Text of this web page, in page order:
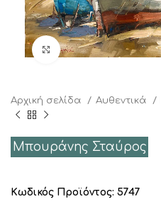
Click to enlarge
Αρχική σελίδα Αυθεντικά
Μπουράνης Σταύρος
Κωδικός Προϊόντος: 5747